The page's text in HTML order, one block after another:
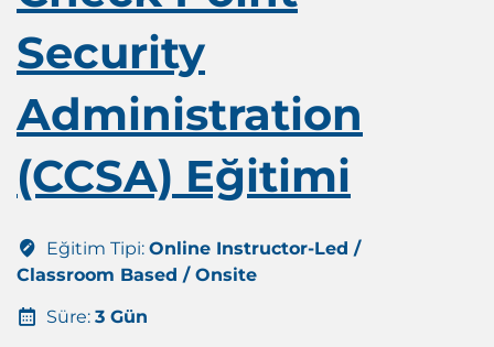
Security
Administration
(CCSA) Eğitimi
Eğitim Tipi: Online Instructor-Led /
Classroom Based / Onsite
Süre: 3 Gün